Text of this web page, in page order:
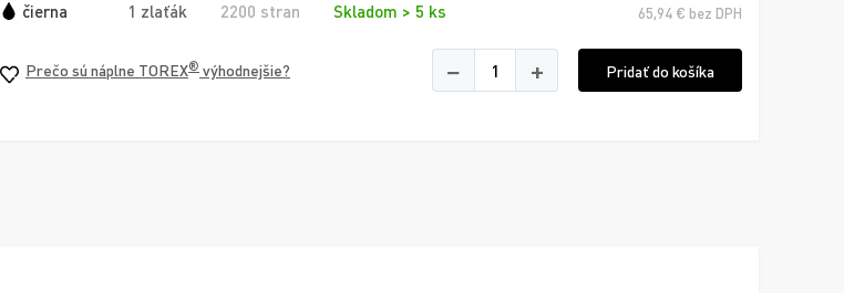
čierna 1 zlaťák 2200 stran Skladom > 5 ks 65,94 € bez DPH
Prečo sú náplne TOREX® výhodnejšie? − + Pridať do košíka